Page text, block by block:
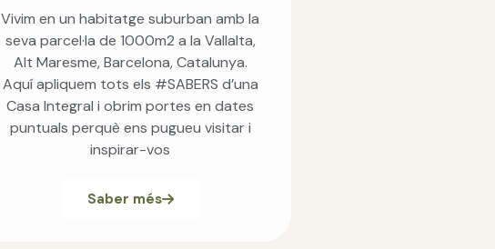
Vivim en un habitatge suburban amb la
seva parcel·la de 1000m2 a la Vallalta,
Alt Maresme, Barcelona, ​​Catalunya.
Aquí apliquem tots els #SABERS d’una
Casa Integral i obrim portes en dates
puntuals perquè ens pugueu visitar i
inspirar-vos
Saber més